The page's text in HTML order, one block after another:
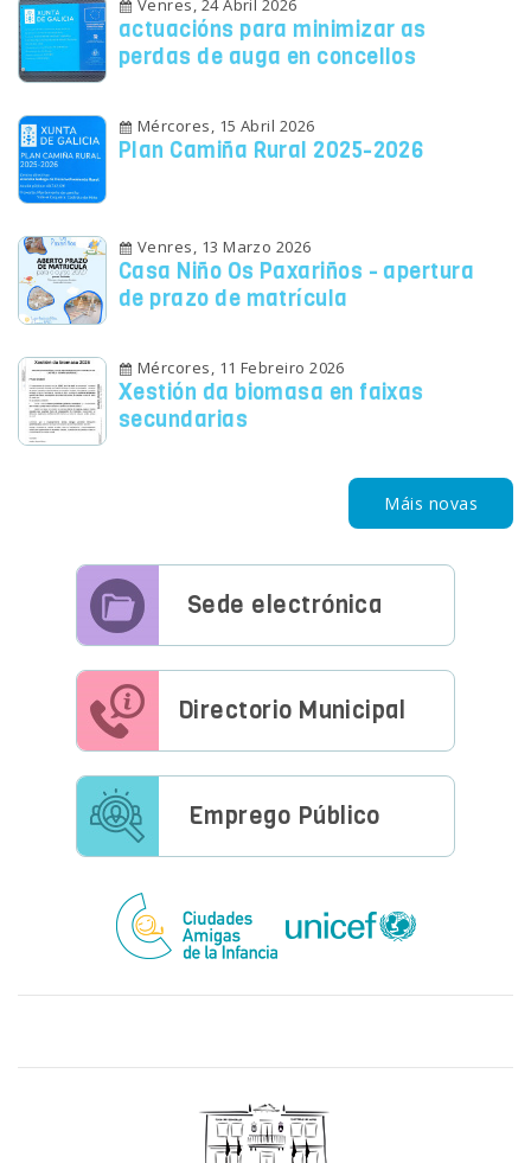
Venres, 24 Abril 2026
actuacións para minimizar as
perdas de auga en concellos
Mércores, 15 Abril 2026
Plan Camiña Rural 2025-2026
Venres, 13 Marzo 2026
Casa Niño Os Paxariños - apertura
de prazo de matrícula
Mércores, 11 Febreiro 2026
Xestión da biomasa en faixas
secundarias
Máis novas
Sede electrónica
Directorio Municipal
Emprego Público